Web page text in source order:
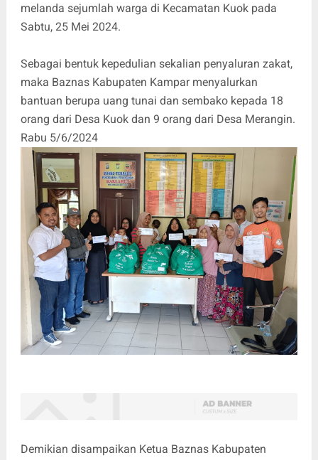
melanda sejumlah warga di Kecamatan Kuok pada
Sabtu, 25 Mei 2024.
Sebagai bentuk kepedulian sekalian penyaluran zakat,
maka Baznas Kabupaten Kampar menyalurkan
bantuan berupa uang tunai dan sembako kepada 18
orang dari Desa Kuok dan 9 orang dari Desa Merangin.
Rabu 5/6/2024
Demikian disampaikan Ketua Baznas Kabupaten